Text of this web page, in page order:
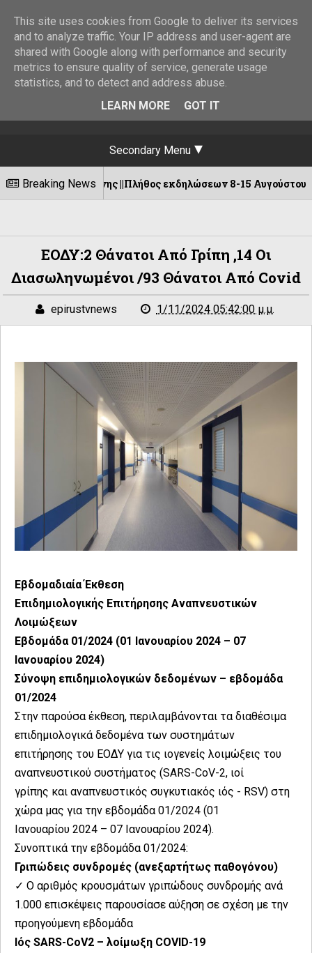
Secondary Menu
Breaking News
||Πλήθος εκδηλώσεων 8-15 Αυγούστου!
ΕΟΔΥ:2 Θάνατοι Από Γρίπη ,14 Οι
Διασωληνωμένοι /93 Θάνατοι Από Covid
epirustvnews 1/11/2024 05:42:00 μ.μ.
Εβδομαδιαία Έκθεση
Επιδημιολογικής Επιτήρησης Αναπνευστικών
Λοιμώξεων
Εβδομάδα 01/2024 (01 Ιανουαρίου 2024 – 07
Ιανουαρίου 2024)
Σύνοψη επιδημιολογικών δεδομένων – εβδομάδα
01/2024
Στην παρούσα έκθεση, περιλαμβάνονται τα διαθέσιμα
επιδημιολογικά δεδομένα των συστημάτων
επιτήρησης του ΕΟΔΥ για τις ιογενείς λοιμώξεις του
αναπνευστικού συστήματος (SARS-CoV-2, ιοί
γρίπης και αναπνευστικός συγκυτιακός ιός - RSV) στη
χώρα μας για την εβδομάδα 01/2024 (01
Ιανουαρίου 2024 – 07 Ιανουαρίου 2024).
Συνοπτικά την εβδομάδα 01/2024:
Γριπώδεις συνδρομές (ανεξαρτήτως παθογόνου)
✓ Ο αριθμός κρουσμάτων γριπώδους συνδρομής ανά
1.000 επισκέψεις παρουσίασε αύξηση σε σχέση με την
προηγούμενη εβδομάδα
Ιός SARS-CoV2 – λοίμωξη COVID-19
This site uses cookies from Google to deliver its services
and to analyze traffic. Your IP address and user-agent are
shared with Google along with performance and security
metrics to ensure quality of service, generate usage
statistics, and to detect and address abuse.
LEARN MORE
GOT IT